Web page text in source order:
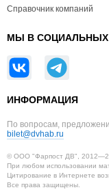
Справочник компаний
МЫ В СОЦИАЛЬНЫХ
ИНФОРМАЦИЯ
По вопросам,
bilet@dvhab.ru
© ООО "Фарпост ДВ",
При любом использовании
Цитирование в Интернете
Все права защищены.